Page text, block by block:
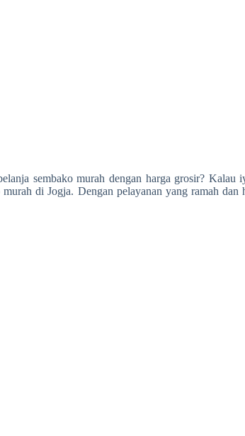
sembako murah dengan harga grosir?
di Jogja. Dengan pelayanan yang ramah